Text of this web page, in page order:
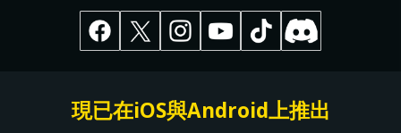
現已在iOS與Android上推出